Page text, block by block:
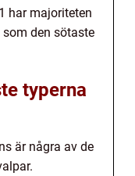
har majoriteten
den sötaste
typerna
är några av de